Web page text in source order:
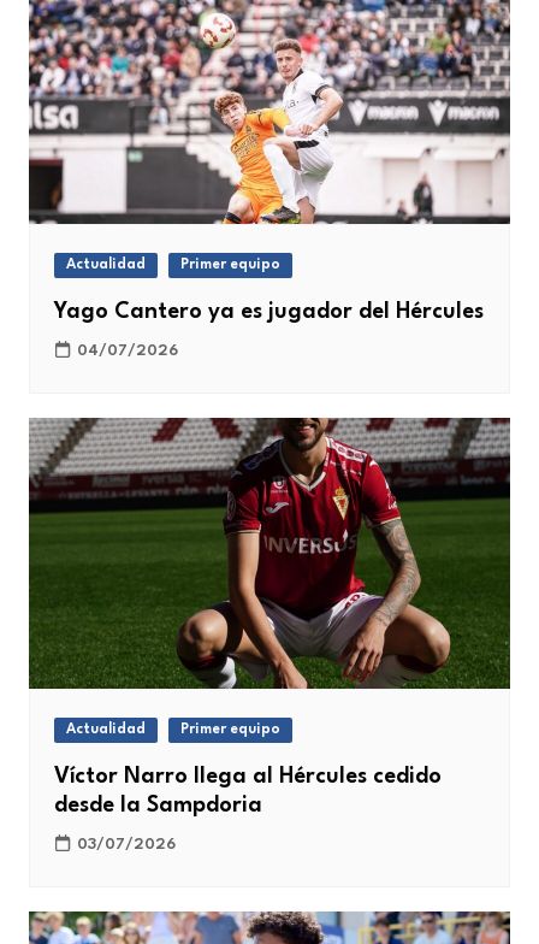
Actualidad Primer equipo
Yago Cantero ya es jugador del Hércules
04/07/2026
Actualidad Primer equipo
Víctor Narro llega al Hércules cedido
desde la Sampdoria
03/07/2026